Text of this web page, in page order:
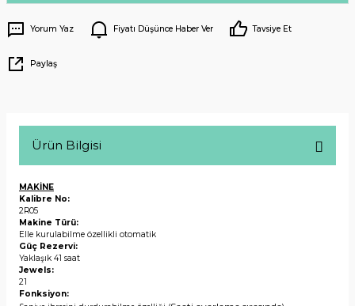
Yorum Yaz Fiyatı Düşünce Haber Ver Tavsiye Et
Paylaş
Ürün Bilgisi
MAKİNE
Kalibre No:
2R05
Makine Türü:
Elle kurulabilme özellikli otomatik
Güç Rezervi:
Yaklaşık 41 saat
Jewels:
21
Fonksiyon: